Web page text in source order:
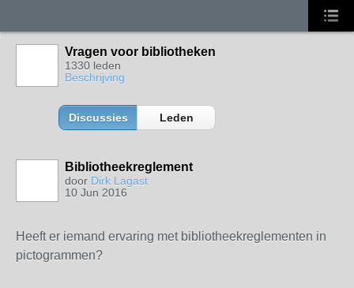
Vragen voor bibliotheken
1330 leden
Beschrijving
Discussies Leden
Bibliotheekreglement
door Dirk Lagast
10 Jun 2016
Heeft er iemand ervaring met bibliotheekreglementen in
pictogrammen?